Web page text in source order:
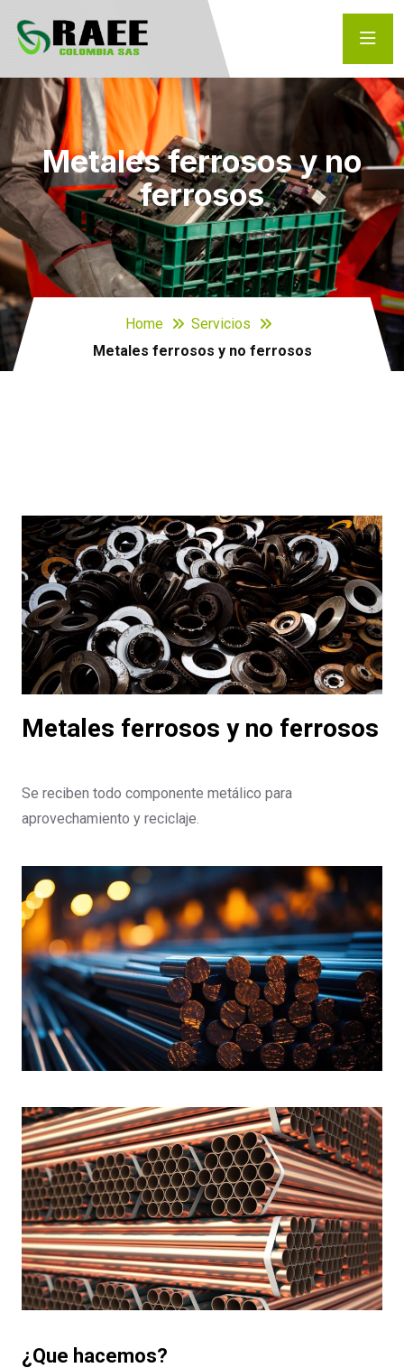
Metales ferrosos y no
ferrosos
Home
Servicios
Metales ferrosos y no ferrosos
Metales ferrosos y no ferrosos
Se reciben todo componente metálico para
aprovechamiento y reciclaje.
¿Que hacemos?